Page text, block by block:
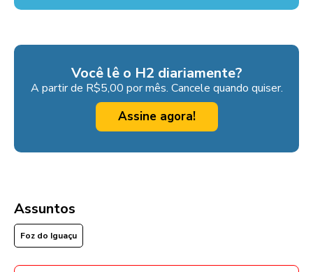
Você lê o H2 diariamente?
A partir de R$5,00 por mês. Cancele quando quiser.
Assine agora!
Assuntos
Foz do Iguaçu